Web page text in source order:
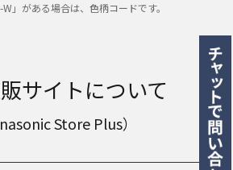
」がある場合は、色柄コードです。
サイトについて
Store Plus）